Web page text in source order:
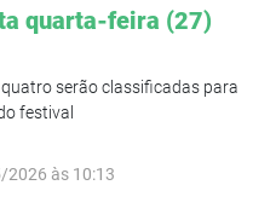
quarta-feira (27)
serão classificadas para
festival
2026 às 10:13